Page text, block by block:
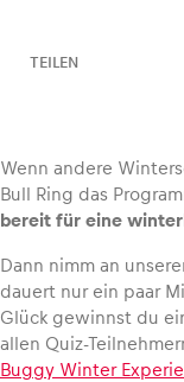
Fahrzeug
TEILEN
Wenn andere
Bull Ring das
bereit für eine
Dann nimm an
dauert nur ein paar
Glück gewinnst du
allen Quiz-
Buggy Winter